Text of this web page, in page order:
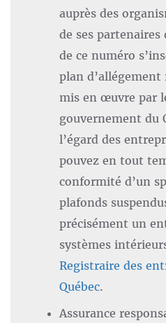
auprès des
de ses
de ce numéro
plan
mis en œuvre par
gouvernement du
l’égard des
pouvez en tout
conformité d’un
plafonds
précisément un
systèmes
Registraire des
Québec.
Assurance